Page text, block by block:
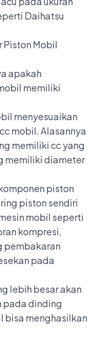
Daihatsu
Piston Mobil
apakah
memiliki
menyesuaikan
mobil. Alasannya
memiliki cc yang
memiliki diameter
piston
pistonsendiri
mobil seperti
kompresi,
pembakaran
pada
lebih besar akan
pada dinding
bisa menghasilkan